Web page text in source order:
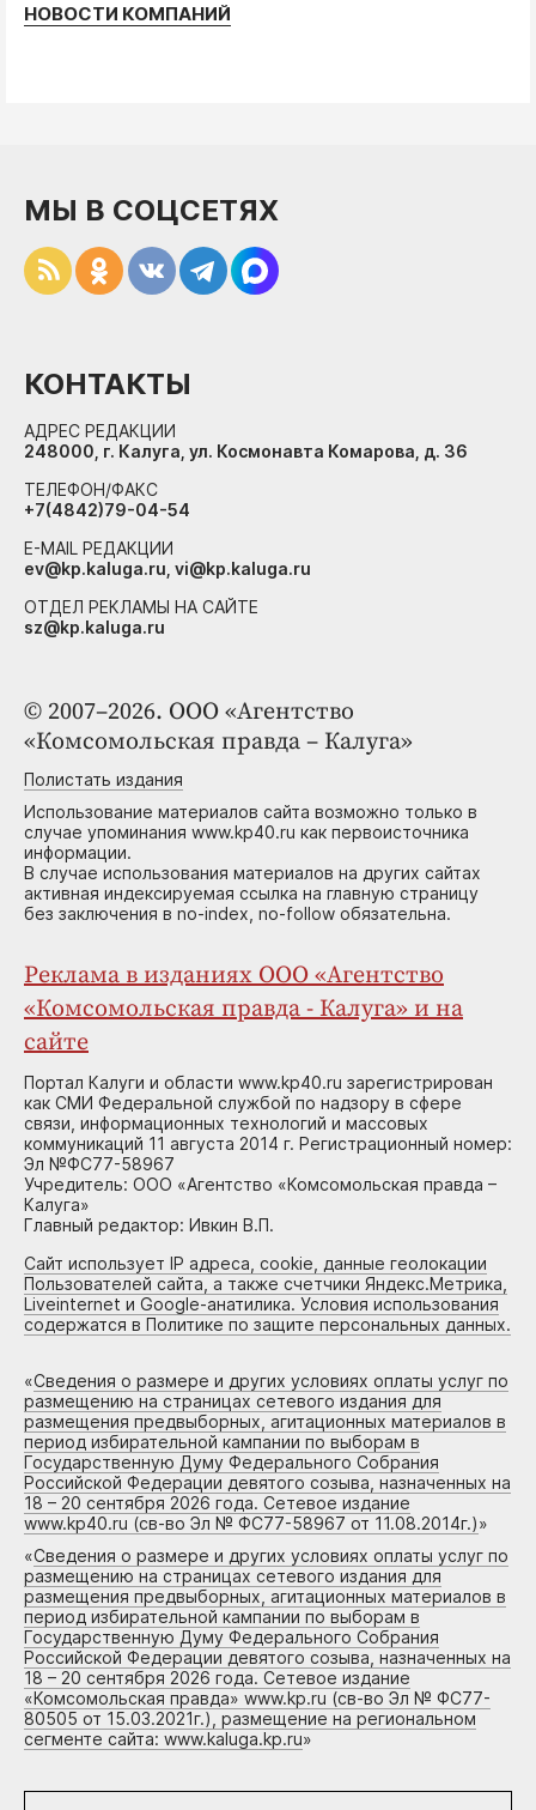
НОВОСТИ КОМПАНИЙ
© 2007–2026. ООО «Агентство
«Комсомольская правда – Калуга»
Полистать издания
Использование материалов сайта возможно только в
случае упоминания www.kp40.ru как первоисточника
информации.
В случае использования материалов на других сайтах
активная индексируемая ссылка на главную страницу
без заключения в no-index, no-follow обязательна.
Реклама в изданиях ООО «Агентство
«Комсомольская правда - Калуга» и на
сайте
Портал Калуги и области www.kp40.ru зарегистрирован
как СМИ Федеральной службой по надзору в сфере
связи, информационных технологий и массовых
коммуникаций 11 августа 2014 г. Регистрационный номер:
Эл №ФС77-58967
Учредитель: ООО «Агентство «Комсомольская правда –
Калуга»
Главный редактор: Ивкин В.П.
Сайт использует IP адреса, cookie, данные геолокации
Пользователей сайта, а также счетчики Яндекс.Метрика,
Liveinternet и Google-анатилика. Условия использования
содержатся в Политике по защите персональных данных.
«Сведения о размере и других условиях оплаты услуг по
размещению на страницах сетевого издания для
размещения предвыборных, агитационных материалов в
период избирательной кампании по выборам в
Государственную Думу Федерального Собрания
Российской Федерации девятого созыва, назначенных на
18 – 20 сентября 2026 года. Сетевое издание
www.kp40.ru (св-во Эл № ФС77-58967 от 11.08.2014г.)»
«Сведения о размере и других условиях оплаты услуг по
размещению на страницах сетевого издания для
размещения предвыборных, агитационных материалов в
период избирательной кампании по выборам в
Государственную Думу Федерального Собрания
Российской Федерации девятого созыва, назначенных на
18 – 20 сентября 2026 года. Сетевое издание
«Комсомольская правда» www.kp.ru (св-во Эл № ФС77-
80505 от 15.03.2021г.), размещение на региональном
сегменте сайта: www.kaluga.kp.ru»
МЫ В СОЦСЕТЯХ
КОНТАКТЫ
АДРЕС РЕДАКЦИИ
248000, г. Калуга, ул. Космонавта Комарова, д. 36
ТЕЛЕФОН/ФАКС
+7(4842)79-04-54
E-MAIL РЕДАКЦИИ
ev@kp.kaluga.ru, vi@kp.kaluga.ru
ОТДЕЛ РЕКЛАМЫ НА САЙТЕ
sz@kp.kaluga.ru